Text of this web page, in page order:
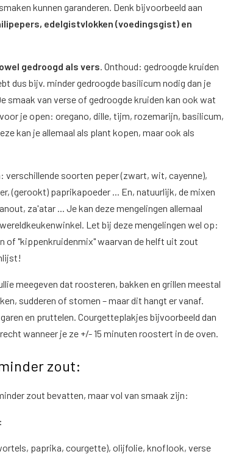
kunnen garanderen. Denk bijvoorbeeld aan
edelgistvlokken (voedingsgist) en
gedroogd als vers . Onthoud: gedroogde kruiden
dus bijv. minder gedroogde basilicum nodig dan je
smaak van verse of gedroogde kruiden kan ook wat
je open: oregano, dille, tijm, rozemarijn, basilicum,
kan je allemaal als plant kopen, maar ook als
verschillende soorten peper (zwart, wit, cayenne),
(gerookt) paprikapoeder ... En, natuurlijk, de mixen
za'atar ... Je kan deze mengelingen allemaal
Let bij deze mengelingen wel op:
of "kippenkruidenmix" waarvan de helft uit zout
meegeven dat roosteren, bakken en grillen meestal
sudderen of stomen – maar dit hangt er vanaf.
en pruttelen. Courgetteplakjes bijvoorbeeld dan
wanneer je ze +/- 15 minuten roostert in de oven.
zout:
zout bevatten, maar vol van smaak zijn:
paprika, courgette), olijfolie, knoflook, verse